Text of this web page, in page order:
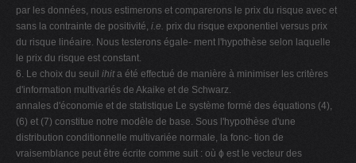
par les données, nous estimerons et comparerons le prix du risque avec et
sans la contrainte de positivité, i.e. prix du risque exponentiel versus prix
du risque linéaire. Nous testerons égale- ment l'hypothèse selon laquelle
le prix du risque est constant.
6. Le choix du seuil ihita été effectué de manière à minimiser les critères
d'information multivariés de Akaike et de Schwarz.
annales d'économie et de statistique Le système formé des équations (4),
(6) et (7) constitue notre modèle de base. Sous l'hypothèse d'une
distribution conditionnelle multivariée normale, la fonc- tion de
vraisemblance peut être écrite comme suit : où ϕ est le vecteur des